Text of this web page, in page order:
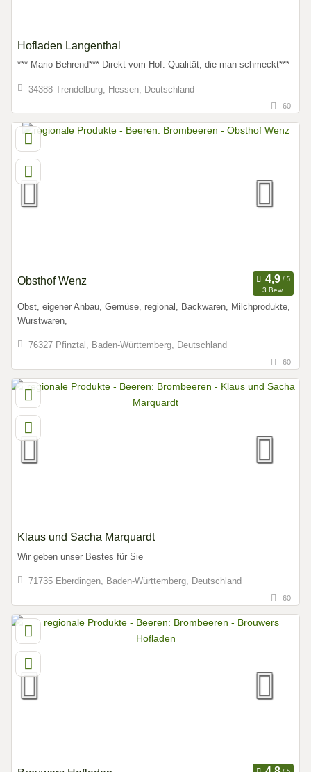
Hofladen Langenthal
*** Mario Behrend*** Direkt vom Hof. Qualität, die man schmeckt***
34388 Trendelburg, Hessen, Deutschland
60
Obsthof Wenz
3 Bew.
Obst, eigener Anbau, Gemüse, regional, Backwaren, Milchprodukte,
Wurstwaren,
76327 Pfinztal, Baden-Württemberg, Deutschland
60
Klaus und Sacha Marquardt
Wir geben unser Bestes für Sie
71735 Eberdingen, Baden-Württemberg, Deutschland
60